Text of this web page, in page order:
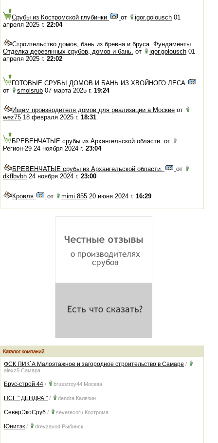
Срубы из Костромской глубинки от igor.golousch 01
апреля 2025 г. 22:04
Строительство домов, бань из бревна и бруса. Фундаменты.
Отделка деревянных срубов, домов и бань. от igor.golousch 01
апреля 2025 г. 22:02
ГОТОВЫЕ СРУБЫ ДОМОВ И БАНЬ ИЗ ХВОЙНОГО ЛЕСА
от
smolsrub 07 марта 2025 г. 19:24
Ищем производителя домов для реализации а Москве от
wez75 18 февраля 2025 г. 18:31
БРЕВЕНЧАТЫЕ срубы из Архангельской области. от
Регион-29 24 ноября 2024 г. 23:04
БРЕВЕНЧАТЫЕ срубы из Архангельской области.
от
dkflbvbh 24 ноября 2024 г. 23:00
Кровля от mimi.855 20 июня 2024 г. 16:29
Каталог компаний
ФСК ПИК`А Малоэтажное и загородное строительство в Самаре /
alexz5 Самара
Брус-строй 44 / brusstroy44 Москва
ПСГ " ДЕНДРА " / dendra Калязин
СеверЭкоСруб / severecoru Кострома
Юнитэк / drevzavod Рыбинск